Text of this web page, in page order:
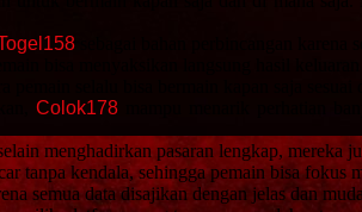
Colok178
menghadirkan pasaran lengkap,
tanpa kendala, sehingga pemain bisa fokus
semua data disajikan dengan jelas dan